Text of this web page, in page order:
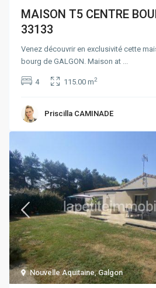
MAISON T5 CENTRE
33133
Venez découvrir en exclusivité cette
bourg de GALGON. Maison at
4 115.00 m2
Priscilla CAMINADE
Nouvelle Aquitaine,Galgon